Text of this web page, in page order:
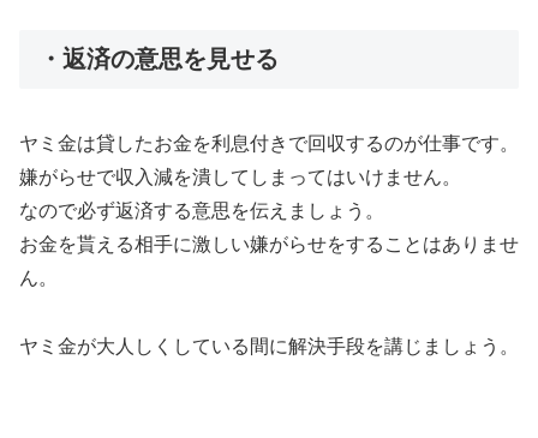
・返済の意思を見せる
ヤミ金は貸したお金を利息付きで回収するのが仕事です。
嫌がらせで収入減を潰してしまってはいけません。
なので必ず返済する意思を伝えましょう。
お金を貰える相手に激しい嫌がらせをすることはありませ
ん。
ヤミ金が大人しくしている間に解決手段を講じましょう。